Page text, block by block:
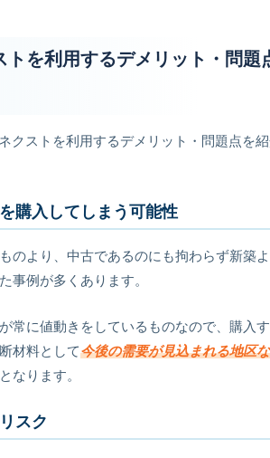
トを利用するデメリット・問題
クストを利用するデメリット・問題点を
購入してしまう可能性
のより、中古であるのにも拘わらず新築
事例が多くあります。
常に値動きをしているものなので、購入
材料として今後の需要が見込まれる地区
なります。
スク